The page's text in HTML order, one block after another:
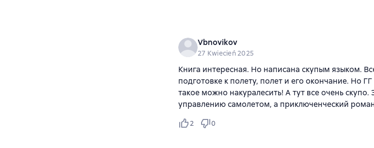
Vbnovikov
27 Kwiecień 2025
Книга интересная. Но написана скупым языком.
подготовке к полету, полет и его окончание. Но
такое можно накуралесить! А тут все очень
управлению самолетом, а приключенческий
2 0